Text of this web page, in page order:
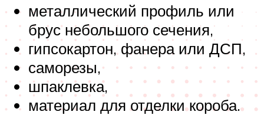
металлический профиль или
брус небольшого сечения,
гипсокартон, фанера или ДСП,
саморезы,
шпаклевка,
материал для отделки короба.